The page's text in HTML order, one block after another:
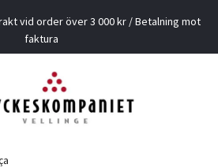
vid order över 3 000 kr / Betalning mot
faktura